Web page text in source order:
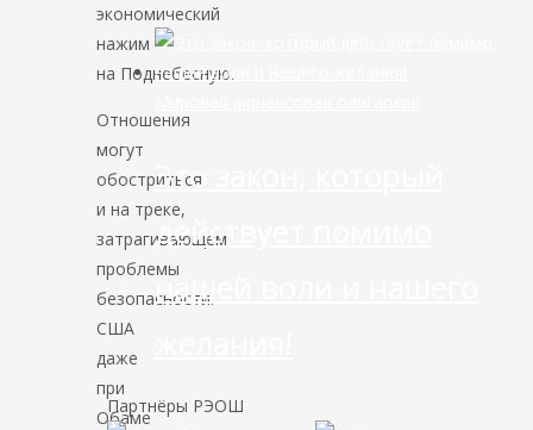
экономический
нажим
на Поднебесную.
Отношения
могут
обостриться
и на треке,
затрагивающем
проблемы
безопасности.
США
даже
при
Обаме
Это закон, который
действует помимо
нашей воли и нашего
Партнёры РЭОШ